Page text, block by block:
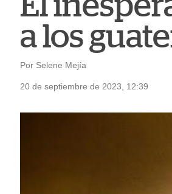
a los
Por Selene Mejía
20 de septiembre de 2023, 12:39